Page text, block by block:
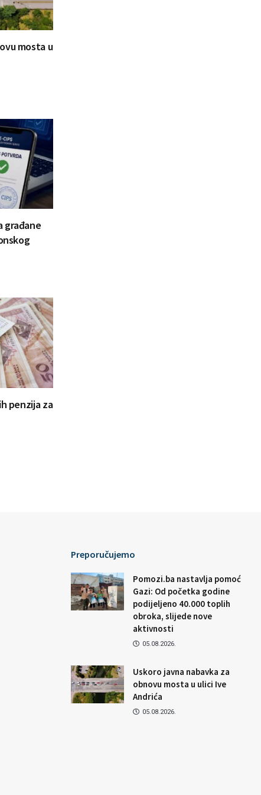
mosta u
građane
penzija za
Preporučujemo
Pomozi.ba nastavlja pomoć
Gazi: Od početka godine
podijeljeno 40.000 toplih
obroka, slijede nove
aktivnosti
05.08.2026.
Uskoro javna nabavka za
obnovu mosta u ulici Ive
Andrića
05.08.2026.